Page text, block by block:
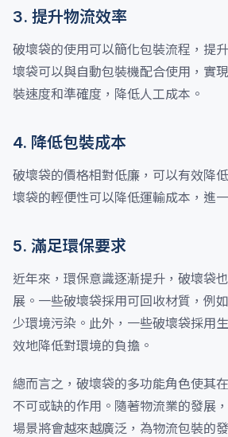
3. 提升物流效率
破壞袋的使用可以簡化包裝流程，提
壞袋可以與自動包裝機配合使用，實
裝速度和準確度，降低人工成本。
4. 降低包裝成本
破壞袋的價格相對低廉，可以有效降
壞袋的輕便性可以降低運輸成本，進
5. 滿足環保要求
近年來，環保意識逐漸提升，破壞袋
展。一些破壞袋採用可回收材質，例
少環境污染。此外，一些破壞袋採用
效地降低對環境的負擔。
總而言之，破壞袋的多功能角色使其
不可或缺的作用。隨著物流業的發展
場景將會越來越廣泛，為物流包裝的